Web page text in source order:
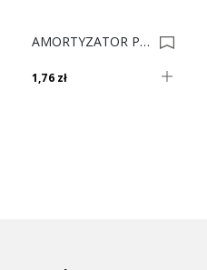
AMORTYZATOR P-M KALWADOS RAL 8004 0007872
1,76 zł